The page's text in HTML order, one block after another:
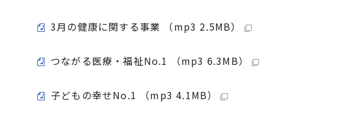
3月の健康に関する事業 （mp3 2.5MB）
つながる医療・福祉No.1 （mp3 6.3MB）
子どもの幸せNo.1 （mp3 4.1MB）